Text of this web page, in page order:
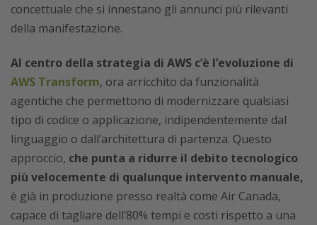
concettuale che si innestano gli annunci più rilevanti
della manifestazione.
Al centro della strategia di AWS c’è l’evoluzione di
AWS Transform, ora arricchito da funzionalità
agentiche che permettono di modernizzare qualsiasi
tipo di codice o applicazione, indipendentemente dal
linguaggio o dall’architettura di partenza. Questo
approccio, che punta a ridurre il debito tecnologico
più velocemente di qualunque intervento manuale,
è già in produzione presso realtà come Air Canada,
capace di tagliare dell’80% tempi e costi rispetto a una